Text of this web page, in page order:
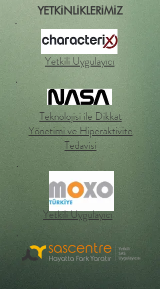
YETKİNLİKLERİMİZ
Yetkili Uygulayıcı
Teknolojisi ile Dikkat
Yönetimi ve Hiperaktivite
Tedavisi
Yetkili Uygulayıcı